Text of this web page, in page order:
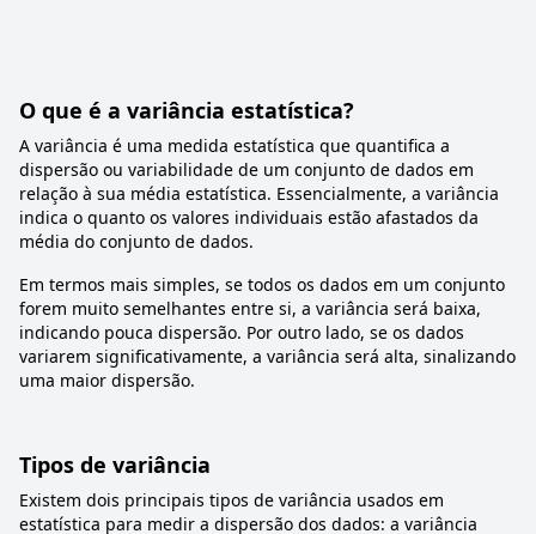
O que é a variância estatística?
A variância é uma medida estatística que quantifica a
dispersão ou variabilidade de um conjunto de dados em
relação à sua média estatística. Essencialmente, a variância
indica o quanto os valores individuais estão afastados da
média do conjunto de dados.
Em termos mais simples, se todos os dados em um conjunto
forem muito semelhantes entre si, a variância será baixa,
indicando pouca dispersão. Por outro lado, se os dados
variarem significativamente, a variância será alta, sinalizando
uma maior dispersão.
Tipos de variância
Existem dois principais tipos de variância usados em
estatística para medir a dispersão dos dados: a variância